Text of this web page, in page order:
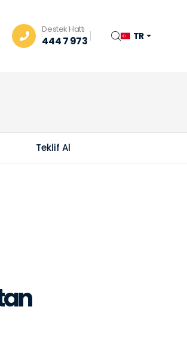
Destek Hattı
444 7 973 TR
Teklif Al